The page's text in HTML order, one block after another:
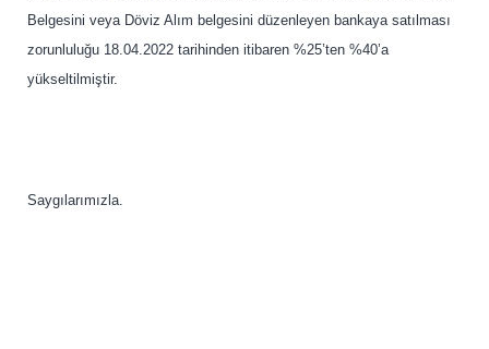
Belgesini veya Döviz Alım belgesini düzenleyen bankaya satılması
zorunluluğu 18.04.2022 tarihinden itibaren %25’ten %40’a
yükseltilmiştir.
Saygılarımızla.